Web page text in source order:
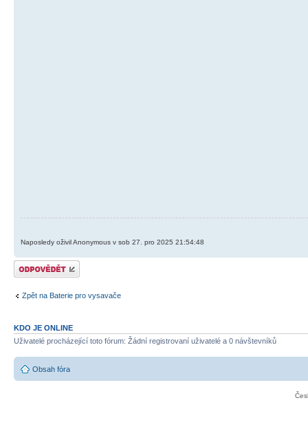
Naposledy oživil Anonymous v sob 27. pro 2025 21:54:48
Odeslat odpověď
Zpět na Baterie pro vysavače
KDO JE ONLINE
Uživatelé procházející toto fórum: Žádní registrovaní uživatelé a 0 návštevníků
Obsah fóra